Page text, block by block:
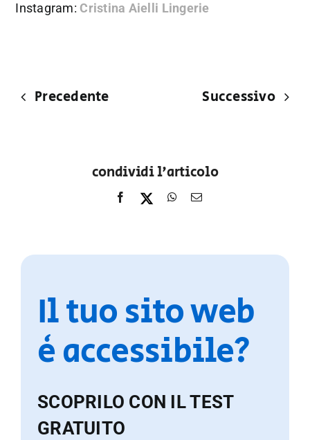
Instagram: Cristina Aielli Lingerie
Precedente Successivo
condividi l'articolo
Il tuo sito web
è accessibile?
SCOPRILO CON IL TEST
GRATUITO